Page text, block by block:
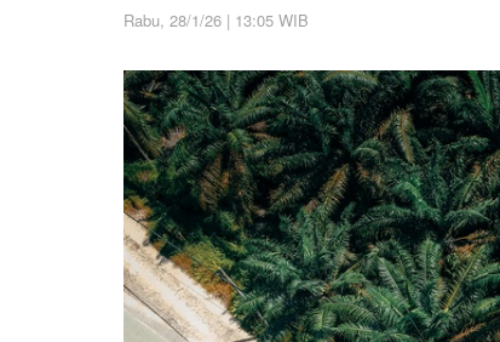
Rabu, 28/1/26 | 13:05 WIB